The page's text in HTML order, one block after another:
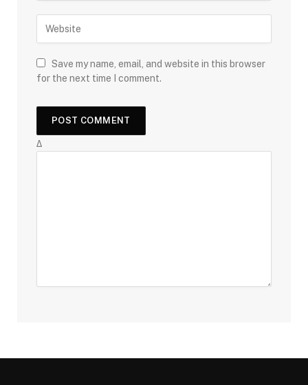
Save my name, email, and website in this browser
for the next time I comment.
Δ